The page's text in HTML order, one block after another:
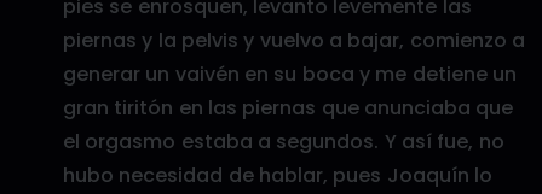
pies se enrosquen, levanto levemente las
piernas y la pelvis y vuelvo a bajar, comienzo a
generar un vaivén en su boca y me detiene un
gran tiritón en las piernas que anunciaba que
el orgasmo estaba a segundos. Y así fue, no
hubo necesidad de hablar, pues Joaquín lo